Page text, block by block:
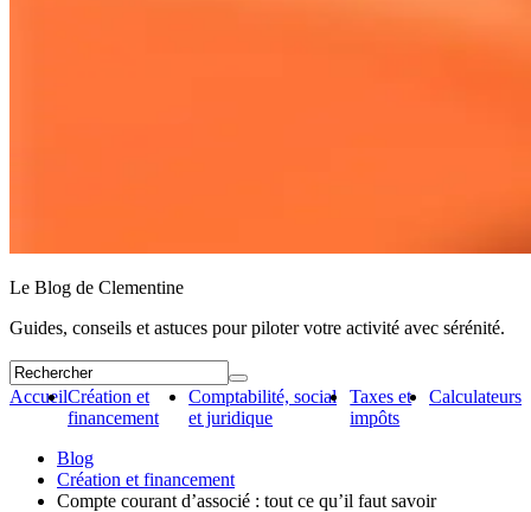
Le Blog de Clementine
Guides, conseils et astuces pour piloter votre activité avec sérénité.
AccueilCréation et
financement
Comptabilité, social
et juridique
Taxes et
impôts
Calculateurs
Blog
Création et financement
Compte courant d’associé : tout ce qu’il faut savoir